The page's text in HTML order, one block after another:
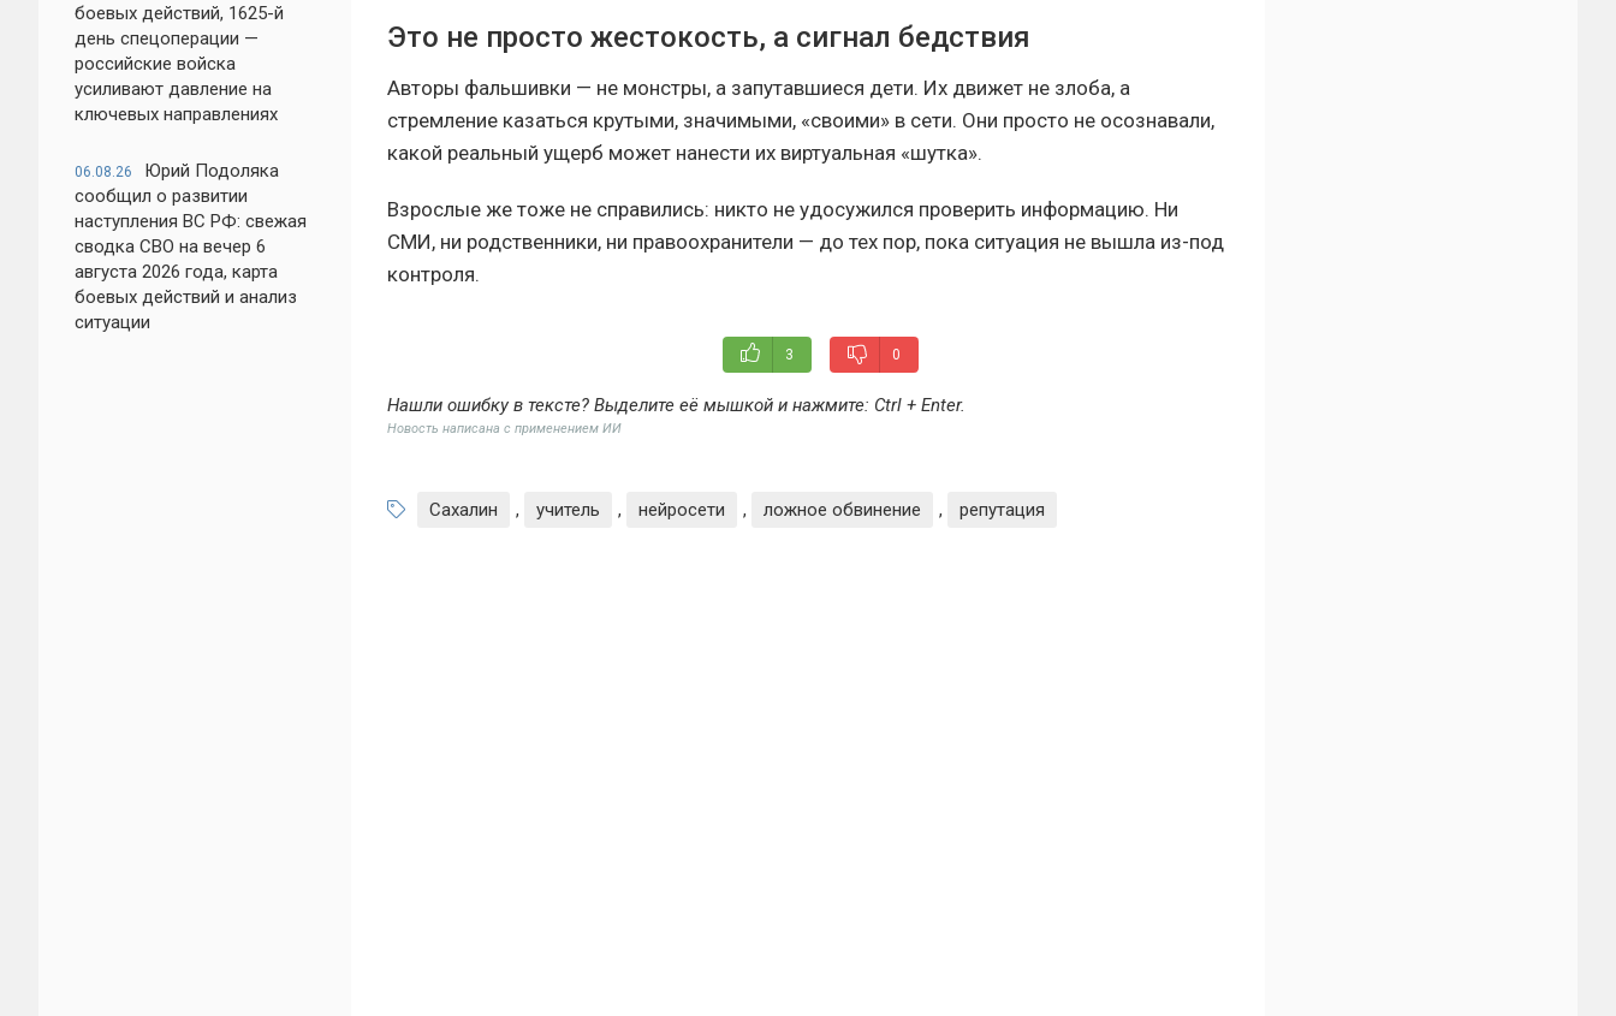
боевых действий, 1625-й
день спецоперации —
российские войска
усиливают давление на
ключевых направлениях
06.08.26
Юрий Подоляка
сообщил о развитии
наступления ВС РФ: свежая
сводка СВО на вечер 6
августа 2026 года, карта
боевых действий и анализ
ситуации
Это не просто жестокость, а сигнал бедствия
Авторы фальшивки — не монстры, а запутавшиеся дети. Их движет не злоба, а
стремление казаться крутыми, значимыми, «своими» в сети. Они просто не осознавали,
какой реальный ущерб может нанести их виртуальная «шутка».
Взрослые же тоже не справились: никто не удосужился проверить информацию. Ни
СМИ, ни родственники, ни правоохранители — до тех пор, пока ситуация не вышла из-под
контроля.
3 0
Нашли ошибку в тексте? Выделите её мышкой и нажмите: Ctrl + Enter.
Новость написана с применением ИИ
Сахалин , учитель , нейросети , ложное обвинение , репутация